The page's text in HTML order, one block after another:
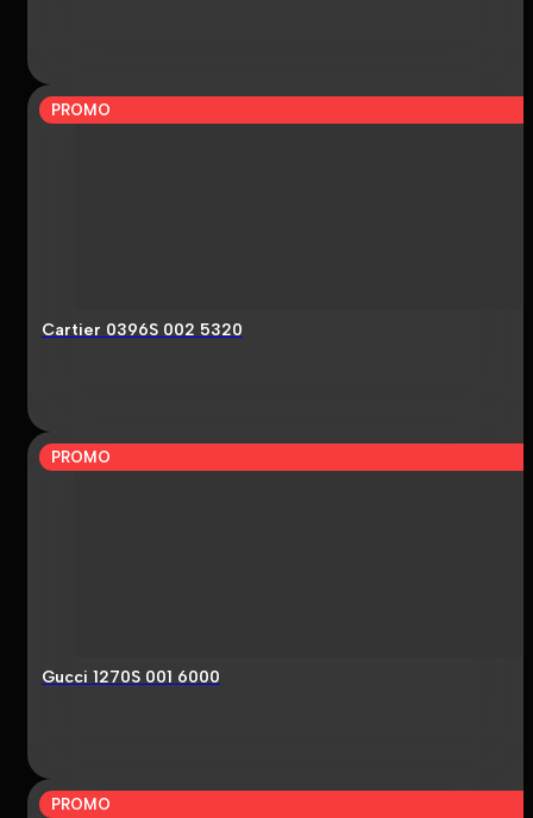
PROMO
Cartier 0396S 002 5320
PROMO
Gucci 1270S 001 6000
PROMO